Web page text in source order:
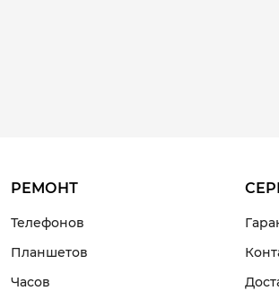
РЕМОНТ
Телефонов
Планшетов
Часов